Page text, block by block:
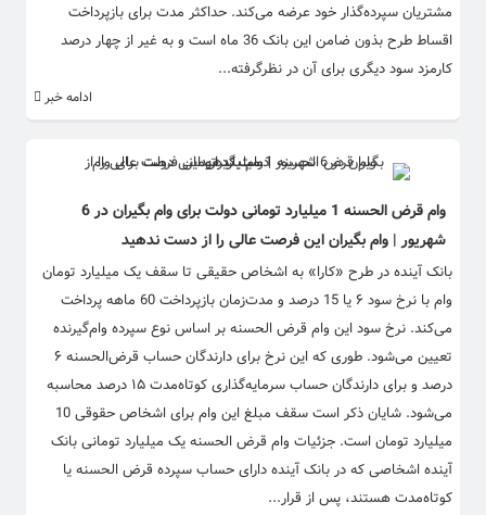
مشتریان سپرده‌گذار خود عرضه می‌کند. حداکثر مدت برای بازپرداخت
اقساط طرح بذون ضامن این بانک 36 ماه است و به غیر از چهار درصد
کارمزد سود دیگری برای آن در نظرگرفته...
ادامه خبر
وام قرض الحسنه 1 میلیارد تومانی دولت برای وام بگیران در 6
شهریور | وام بگیران این فرصت عالی را از دست ندهید
بانک آینده در طرح «کارا» به اشخاص حقیقی تا سقف یک میلیارد تومان
وام با نرخ سود ۶ یا 15 درصد و مدت‌زمان بازپرداخت 60 ماهه پرداخت
می‌کند. نرخ سود این وام قرض الحسنه بر اساس نوع سپرده وام‌گیرنده
تعیین می‌شود. طوری که این نرخ برای دارندگان حساب قرض‌الحسنه ۶
درصد و برای دارندگان حساب سرمایه‌گذاری کوتاه‌مدت ۱۵ درصد محاسبه
می‌شود. شایان ذکر است سقف مبلغ این وام برای اشخاص حقوقی 10
میلیارد تومان است. جزئیات وام قرض الحسنه یک میلیارد تومانی بانک
آینده اشخاصی که در بانک آینده دارای حساب سپرده قرض الحسنه یا
کوتاه‌مدت هستند، پس از قرار...